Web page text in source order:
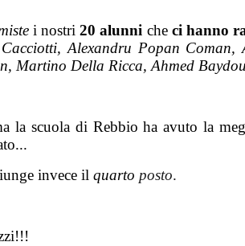
i nostri20 alunni che ci hanno
Alexandru Popan
Martino Della Ricca, Ahmed
la scuola di Rebbio ha avuto la
invece il quarto posto.